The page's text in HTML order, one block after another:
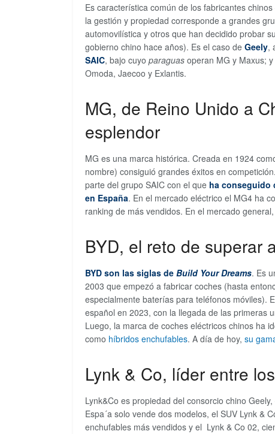
Es característica común de los fabricantes
la gestión y propiedad corresponde a grandes
automovilística y otros que han decidido probar
gobierno chino hace años). Es el caso de Geely,
SAIC, bajo cuyo paraguas operan MG y Maxus; y
Omoda, Jaecoo y Exlantis.
MG, de Reino Unido a
esplendor
MG es una marca histórica. Creada en 1924
nombre) consiguió grandes éxitos en
parte del grupo SAIC con el que ha conseguido
en España. En el mercado eléctrico el MG4 ha
ranking de más vendidos. En el mercado
BYD, el reto de superar
BYD son las siglas de Build Your Dreams. Es
2003 que empezó a fabricar coches (hasta
especialmente baterías para teléfonos móviles).
español en 2023, con la llegada de las primeras
Luego, la marca de coches eléctricos chinos ha
como híbridos enchufables. A día de hoy, su
Lynk & Co, líder entre
Lynk&Co es propiedad del consorcio chino
Espa´a solo vende dos modelos, el SUV Lynk &
enchufables más vendidos y el Lynk & Co 02,